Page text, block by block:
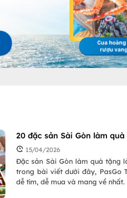
20 đặc sản Sài Gòn làm
15/04/2026
Đặc sản Sài Gòn làm quà tặng
trong bài viết dưới đây, PasGo
dễ tìm, dễ mua và mang về